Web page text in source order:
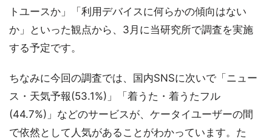
トユースか」「利用デバイスに何らかの傾向はない
か」といった観点から、3月に当研究所で調査を実施
する予定です。
ちなみに今回の調査では、国内SNSに次いで「ニュー
ス・天気予報(53.1%)」「着うた・着うたフル
(44.7%)」などのサービスが、ケータイユーザーの間
で依然として人気があることがわかっています。た